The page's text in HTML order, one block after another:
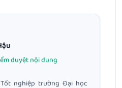
duyệt nội dung
nghiệp trường Đại học